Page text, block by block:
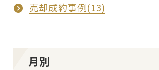
売却成約事例(13)
月別